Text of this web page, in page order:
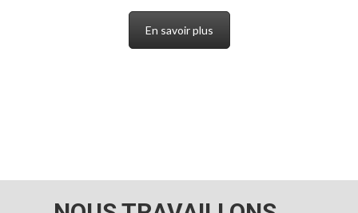
En savoir plus